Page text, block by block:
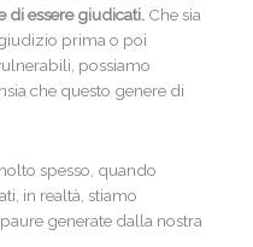
di essere giudicati. Che sia
prima o poi
possiamo
che questo genere di
spesso, quando
in realtà, stiamo
generate dalla nostra